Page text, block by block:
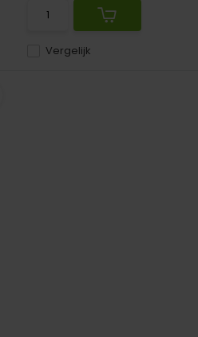
Vergelijk